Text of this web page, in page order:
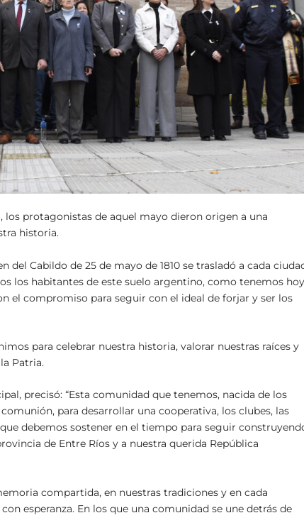
protagonistas de aquel mayo dieron origen a una
historia.
del Cabildo de 25 de mayo de 1810 se trasladó a cada
los habitantes de este suelo argentino, como tenemos
el compromiso para seguir con el ideal de forjar y ser los
para celebrar nuestra historia, valorar nuestras raíces y
Patria.
precisó: “Esta comunidad que tenemos, nacida de los
para desarrollar una cooperativa, los clubes, las
debemos sostener en el tiempo para seguir
de Entre Ríos y a nuestra querida República
compartida, en nuestras tradiciones y en cada
esperanza. En los que una comunidad se une detrás de